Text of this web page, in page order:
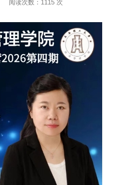
阅读次数： 1115 次